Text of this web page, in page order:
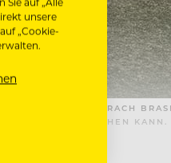
(RE.) SPRACH
GERECHTER MACHEN
unsere
„Cookie-